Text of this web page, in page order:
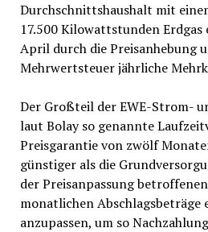
Durchschnittshaushalt mit
17.500 Kilowattstunden Erdgas
April durch die Preisanhebung
Mehrwertsteuer jährliche
Der Großteil der EWE-Strom-
laut Bolay so genannte
Preisgarantie von zwölf
günstiger als die
der Preisanpassung
monatlichen Abschlagsbeträge
anzupassen, um so